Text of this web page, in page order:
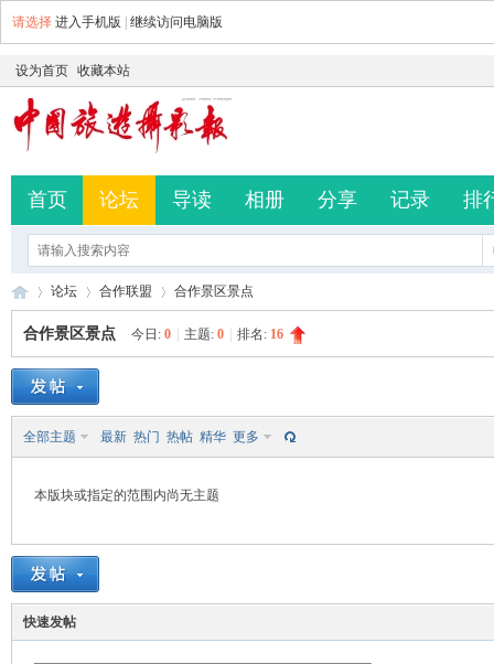
请选择 进入手机版 继续访问电脑版
设为首页 收藏本站
首页 论坛 导读 相册 分享 记录 排
国
»
论坛
›
合作联盟 合作景区景点
合作景区景点 今日: 0 主题: 0 排名: 16
全部主题 最新 热门 热帖 精华 更多
本版块或指定的范围内尚无主题
快速发帖